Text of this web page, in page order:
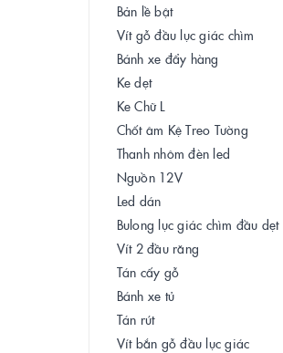
Bản lề bật
Vít gỗ đầu lục giác chìm
Bánh xe đẩy hàng
Ke dẹt
Ke Chữ L
Chốt âm Kệ Treo Tường
Thanh nhôm đèn led
Nguồn 12V
Led dán
Bulong lục giác chìm đầu dẹt
Vít 2 đầu răng
Tán cấy gỗ
Bánh xe tủ
Tán rút
Vít bắn gỗ đầu lục giác